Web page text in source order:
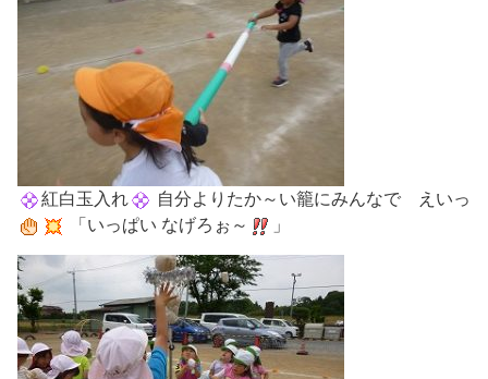
紅白玉入れ
自分よりたか～い籠にみんなで えいっ
「いっぱい なげろぉ～
」